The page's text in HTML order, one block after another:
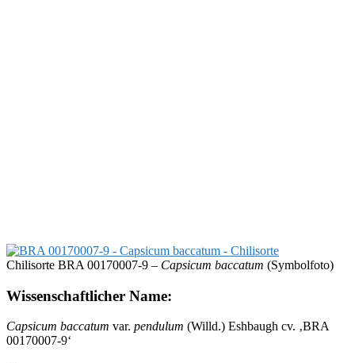
Chilisorte BRA 00170007-9 – Capsicum baccatum (Symbolfoto)
Wissenschaftlicher Name:
Capsicum baccatum var. pendulum (Willd.) Eshbaugh cv. ‚BRA
00170007-9‘